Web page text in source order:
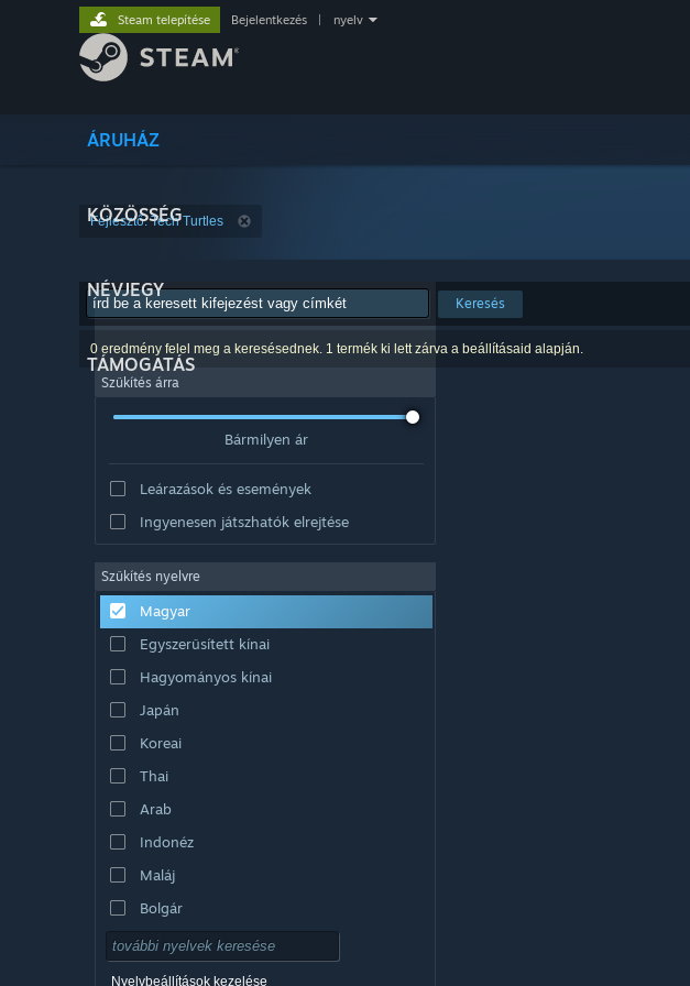
ÁRUHÁZ
KÖZÖSSÉG
NÉVJEGY
TÁMOGATÁS
Steam telepítése Bejelentkezés nyelv
Fejlesztő: Tech Turtles
Keresés
0 eredmény felel meg a keresésednek. 1 termék ki lett zárva a beállításaid alapján.
Szűkítés árra
Bármilyen ár
Leárazások és események
Ingyenesen játszhatók elrejtése
Szűkítés nyelvre
Magyar
Egyszerűsített kínai
Hagyományos kínai
Japán
Koreai
Thai
Arab
Indonéz
Maláj
Bolgár
Cseh
Dán
Nyelvbeállítások kezelése